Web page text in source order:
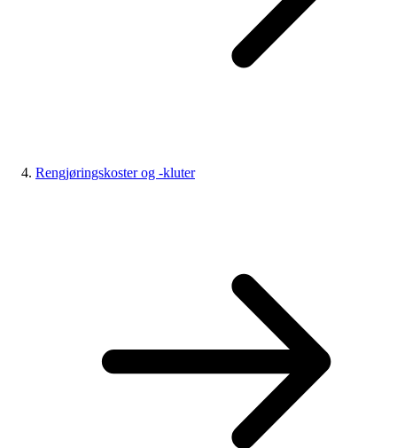
Rengjøringskoster og -kluter